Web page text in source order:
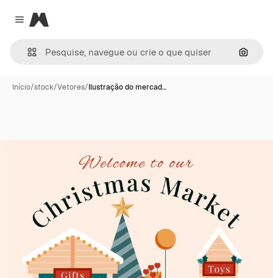
Close menu
Magnific
Início/stock/Vetores/Ilustração do mercad…